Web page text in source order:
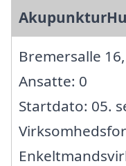
Bremersalle
Ansatte: 0
Startdato: 05.